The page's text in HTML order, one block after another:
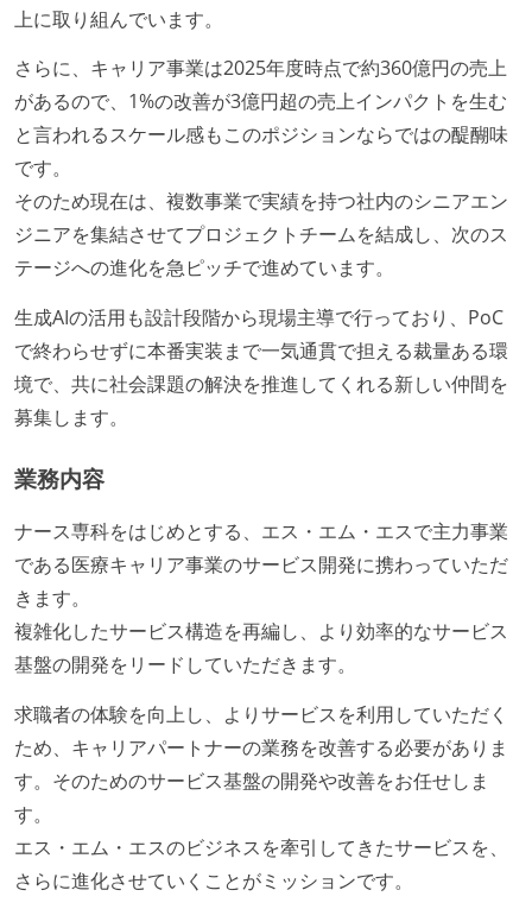
上に取り組んでいます。
さらに、キャリア事業は2025年度時点で約360億円の売上
があるので、1%の改善が3億円超の売上インパクトを生む
と言われるスケール感もこのポジションならではの醍醐味
です。
そのため現在は、複数事業で実績を持つ社内のシニアエン
ジニアを集結させてプロジェクトチームを結成し、次のス
テージへの進化を急ピッチで進めています。
生成AIの活用も設計段階から現場主導で行っており、PoC
で終わらせずに本番実装まで一気通貫で担える裁量ある環
境で、共に社会課題の解決を推進してくれる新しい仲間を
募集します。
業務内容
ナース専科をはじめとする、エス・エム・エスで主力事業
である医療キャリア事業のサービス開発に携わっていただ
きます。
複雑化したサービス構造を再編し、より効率的なサービス
基盤の開発をリードしていただきます。
求職者の体験を向上し、よりサービスを利用していただく
ため、キャリアパートナーの業務を改善する必要がありま
す。そのためのサービス基盤の開発や改善をお任せしま
す。
エス・エム・エスのビジネスを牽引してきたサービスを、
さらに進化させていくことがミッションです。